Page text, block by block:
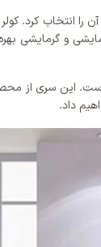
و گرمایشی
سری از
داد.